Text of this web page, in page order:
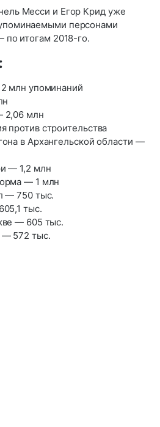
Месси и Егор Крид уже
персонами
по итогам 2018-го.
млн упоминаний
2,06 млн
строительства
в Архангельской области —
— 1,2 млн
— 1 млн
— 750 тыс.
тыс.
— 605 тыс.
— 572 тыс.